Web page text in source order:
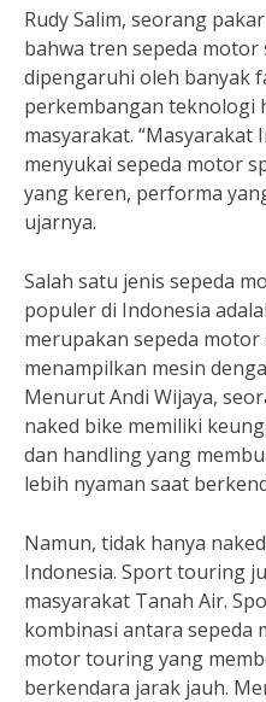
Rudy Salim, seorang
bahwa tren sepeda
dipengaruhi oleh banyak
perkembangan teknologi
masyarakat. “Masyarakat
menyukai sepeda motor
yang keren, performa
ujarnya.
Salah satu jenis sepeda
populer di Indonesia
merupakan sepeda
menampilkan mesin
Menurut Andi Wijaya,
naked bike memiliki
dan handling yang
lebih nyaman saat
Namun, tidak hanya
Indonesia. Sport touring
masyarakat Tanah Air.
kombinasi antara sepeda
motor touring yang
berkendara jarak jauh.